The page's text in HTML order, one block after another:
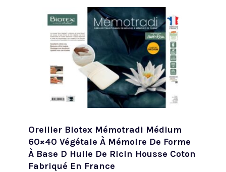
Oreiller Biotex Mémotradi Médium
60×40 Végétale À Mémoire De Forme
À Base D Huile De Ricin Housse Coton
Fabriqué En France